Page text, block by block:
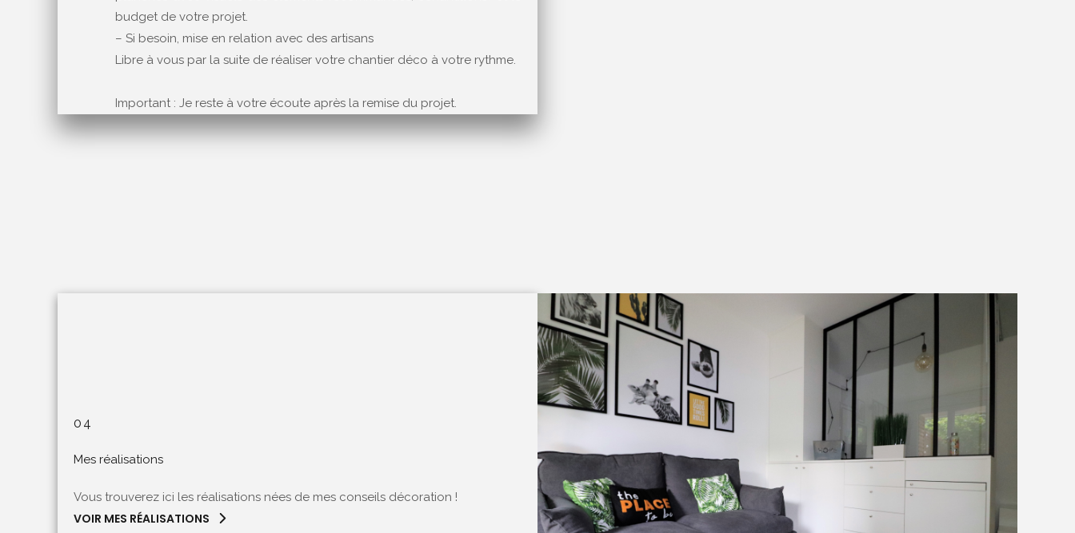
budget de votre projet.
– Si besoin, mise en relation avec des artisans
Libre à vous par la suite de réaliser votre chantier déco à votre rythme.
Important : Je reste à votre écoute après la remise du projet.
04
Mes réalisations
Vous trouverez ici les réalisations nées de mes conseils décoration !
VOIR MES RÉALISATIONS